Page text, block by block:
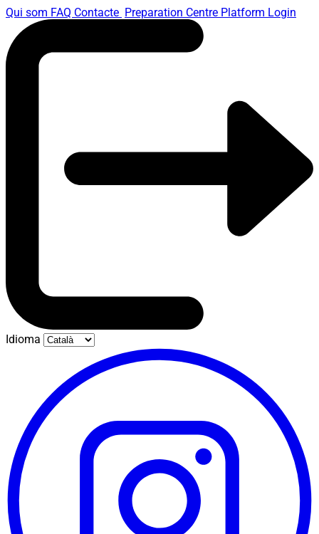
Qui som FAQ Contacte Preparation Centre Platform Login
Idioma